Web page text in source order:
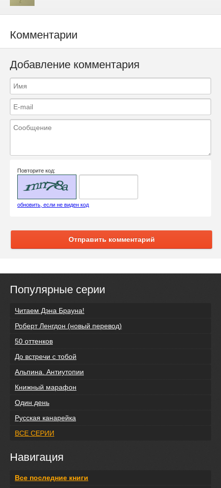
Комментарии
Добавление комментария
Повторите код:
обновить, если не виден код
Отправить комментарий
Популярные серии
Читаем Дэна Брауна!
Роберт Ленгдон (новый перевод)
50 оттенков
До встречи с тобой
Альпина. Антиутопии
Книжный марафон
Один день
Русская канарейка
ВСЕ СЕРИИ
Навигация
Все последние книги